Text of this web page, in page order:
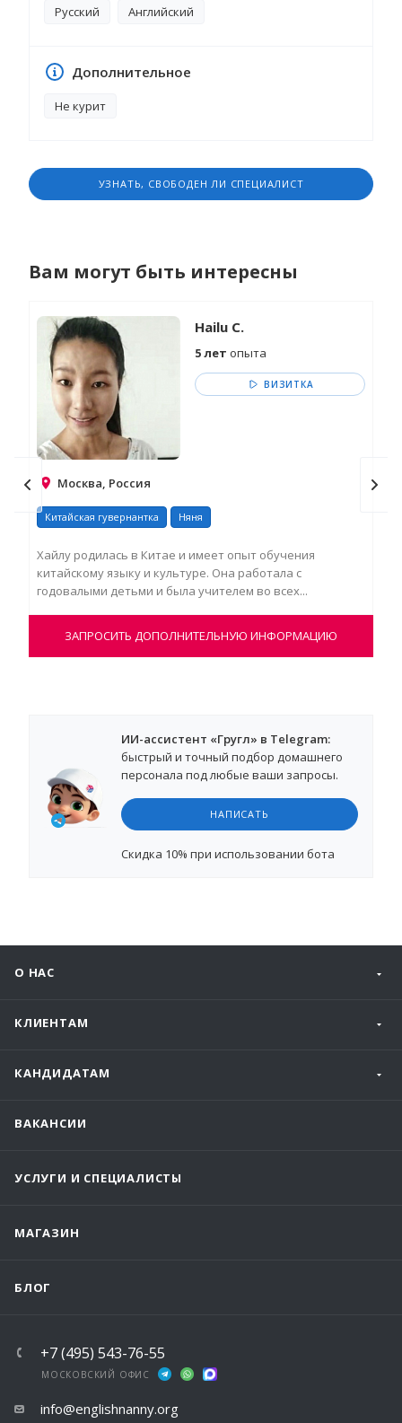
Русский Английский
Дополнительное
Не курит
УЗНАТЬ, СВОБОДЕН ЛИ СПЕЦИАЛИСТ
Вам могут быть интересны
Hailu C.
5 лет опыта
ВИЗИТКА
Москва, Россия
Китайская гувернантка Няня
Хайлу родилась в Китае и имеет опыт обучения
китайскому языку и культуре. Она работала с
годовалыми детьми и была учителем во всех...
ЗАПРОСИТЬ ДОПОЛНИТЕЛЬНУЮ ИНФОРМАЦИЮ
ИИ-ассистент «Гругл» в Telegram:
быстрый и точный подбор домашнего
персонала под любые ваши запросы.
НАПИСАТЬ
Cкидка 10% при использовании бота
О НАС
КЛИЕНТАМ
КАНДИДАТАМ
ВАКАНСИИ
УСЛУГИ И СПЕЦИАЛИСТЫ
МАГАЗИН
БЛОГ
+7 (495) 543-76-55
МОСКОВСКИЙ ОФИС
info@englishnanny.org